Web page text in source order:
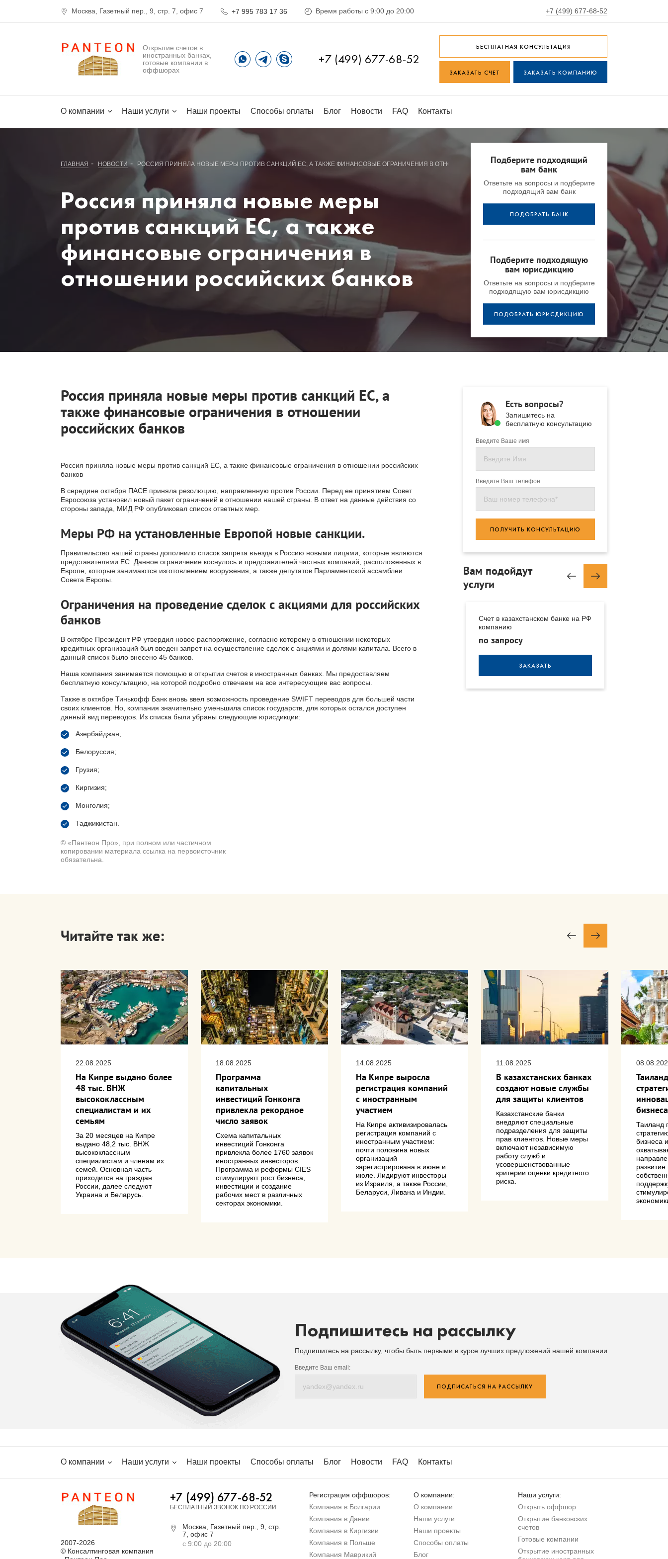
Москва, Газетный пер., 9, стр. 7, офис 7 +7 995 783 17 36 Время работы с 9:00 до 20:00 +7 (499) 677-68-52
Открытие счетов в
иностранных банках,
готовые компании в
оффшорах
+7 (499) 677-68-52
БЕСПЛАТНАЯ КОНСУЛЬТАЦИЯ
ЗАКАЗАТЬ СЧЕТ ЗАКАЗАТЬ КОМПАНИЮ
О компании Наши услуги Наши проекты Способы оплаты Блог Новости FAQ Контакты
ГЛАВНАЯ - НОВОСТИ - РОССИЯ ПРИНЯЛА НОВЫЕ МЕРЫ ПРОТИВ САНКЦИЙ ЕС, А ТАКЖЕ ФИНАНСОВЫЕ ОГРАНИЧЕНИЯ В ОТНОШЕНИИ РОССИЙСКИХ БАНКОВ
Россия приняла новые меры
против санкций ЕС, а также
финансовые ограничения в
отношении российских банков
Подберите подходящий
вам банк
Ответьте на вопросы и подберите
подходящий вам банк
ПОДОБРАТЬ БАНК
Подберите подходящую
вам юрисдикцию
Ответьте на вопросы и подберите
подходящую вам юрисдикцию
ПОДОБРАТЬ ЮРИСДИКЦИЮ
Россия приняла новые меры против санкций ЕС, а
также финансовые ограничения в отношении
российских банков
Россия приняла новые меры против санкций ЕС, а также финансовые ограничения в отношении российских
банков
В середине октября ПАСЕ приняла резолюцию, направленную против России. Перед ее принятием Совет
Евросоюза установил новый пакет ограничений в отношении нашей страны. В ответ на данные действия со
стороны запада, МИД РФ опубликовал список ответных мер.
Меры РФ на установленные Европой новые санкции.
Правительство нашей страны дополнило список запрета въезда в Россию новыми лицами, которые являются
представителями ЕС. Данное ограничение коснулось и представителей частных компаний, расположенных в
Европе, которые занимаются изготовлением вооружения, а также депутатов Парламентской ассамблеи
Совета Европы.
Ограничения на проведение сделок с акциями для российских
банков
В октябре Президент РФ утвердил новое распоряжение, согласно которому в отношении некоторых
кредитных организаций был введен запрет на осуществление сделок с акциями и долями капитала. Всего в
данный список было внесено 45 банков.
Наша компания занимается помощью в открытии счетов в иностранных банках. Мы предоставляем
бесплатную консультацию, на которой подробно отвечаем на все интересующие вас вопросы.
Также в октябре Тинькофф Банк вновь ввел возможность проведение SWIFT переводов для большей части
своих клиентов. Но, компания значительно уменьшила список государств, для которых остался доступен
данный вид переводов. Из списка были убраны следующие юрисдикции:
Азербайджан;
Белоруссия;
Грузия;
Киргизия;
Монголия;
Таджикистан.
© «Пантеон Про», при полном или частичном
копировании материала ссылка на первоисточник
обязательна.
Есть вопросы?
Запишитесь на
бесплатную консультацию
Введите Ваше имя
Введите Ваш телефон
ПОЛУЧИТЬ КОНСУЛЬТАЦИЮ
Вам подойдут
услуги
по запросу
Счет в казахстанском банке на РФ
компанию
по запросу
ЗАКАЗАТЬ
Читайте так же:
22.08.2025
На Кипре выдано более
48 тыс. ВНЖ
высококлассным
специалистам и их
семьям
За 20 месяцев на Кипре
выдано 48,2 тыс. ВНЖ
высококлассным
специалистам и членам их
семей. Основная часть
приходится на граждан
России, далее следуют
Украина и Беларусь.
18.08.2025
Программа
капитальных
инвестиций Гонконга
привлекла рекордное
число заявок
Схема капитальных
инвестиций Гонконга
привлекла более 1760 заявок
иностранных инвесторов.
Программа и реформы CIES
стимулируют рост бизнеса,
инвестиции и создание
рабочих мест в различных
секторах экономики.
14.08.2025
На Кипре выросла
регистрация компаний
с иностранным
участием
На Кипре активизировалась
регистрация компаний с
иностранным участием:
почти половина новых
организаций
зарегистрирована в июне и
июле. Лидируют инвесторы
из Израиля, а также России,
Беларуси, Ливана и Индии.
11.08.2025
В казахстанских банках
создают новые службы
для защиты клиентов
Казахстанские банки
внедряют специальные
подразделения для защиты
прав клиентов. Новые меры
включают независимую
работу служб и
усовершенствованные
критерии оценки кредитного
риска.
бизнеса
Таиланд
бизнеса
Подпишитесь на рассылку
Подпишитесь на рассылку, чтобы быть первыми в курсе лучших предложений нашей компании
Введите Ваш email:
ПОДПИСАТЬСЯ НА РАССЫЛКУ
О компании Наши услуги Наши проекты Способы оплаты Блог Новости FAQ Контакты
2007-2026
© Консалтинговая компания
+7 (499) 677-68-52
БЕСПЛАТНЫЙ ЗВОНОК ПО РОССИИ
Москва, Газетный пер., 9, стр.
7, офис 7
с 9:00 до 20:00
Регистрация оффшоров:
Компания в Болгарии
Компания в Дании
Компания в Киргизии
Компания в Польше
Компания Маврикий
О компании:
О компании
Наши услуги
Наши проекты
Способы оплаты
Блог
Наши услуги:
Открыть оффшор
Открытие банковских
счетов
Готовые компании
Открытие иностранных